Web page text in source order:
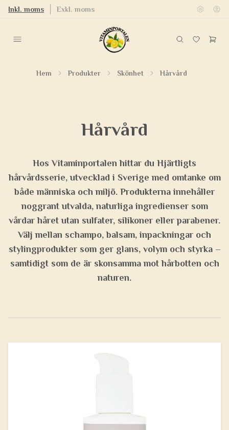
Inkl. moms Exkl. moms
Hem Produkter Skönhet Hårvård
Hårvård
Hos Vitaminportalen hittar du Hjärtligts
hårvårdsserie, utvecklad i Sverige med omtanke om
både människa och miljö. Produkterna innehåller
noggrant utvalda, naturliga ingredienser som
vårdar håret utan sulfater, silikoner eller parabener.
Välj mellan schampo, balsam, inpackningar och
stylingproduktersom ger glans, volym och styrka –
samtidigt som de är skonsamma mot hårbotten och
naturen.